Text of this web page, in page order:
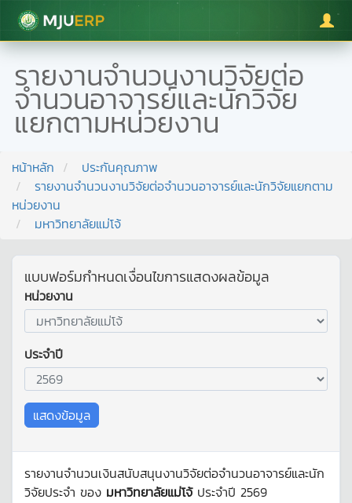
มหาวิทยาลัยแม่โจ้
รายงานจำนวนงานวิจัยต่อ
จำนวนอาจารย์และนักวิจัย
แยกตามหน่วยงาน
หน้าหลัก
ประกันคุณภาพ
รายงานจำนวนงานวิจัยต่อจำนวนอาจารย์และนักวิจัยแยกตาม
หน่วยงาน
มหาวิทยาลัยแม่โจ้
แบบฟอร์มกำหนดเงื่อนไขการแสดงผลข้อมูล
หน่วยงาน
ประจำปี
แสดงข้อมูล
รายงานจำนวนเงินสนับสนุนงานวิจัยต่อจำนวนอาจารย์และนัก
วิจัยประจำ ของ มหาวิทยาลัยแม่โจ้ประจำปี 2569